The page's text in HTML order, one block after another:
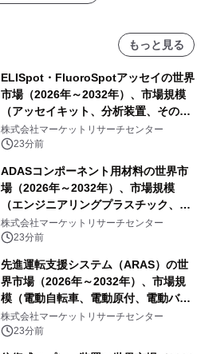
もっと見る
ELISpot・FluoroSpotアッセイの世界
市場（2026年～2032年）、市場規模
（アッセイキット、分析装置、その
他）・分析レポートを発表
株式会社マーケットリサーチセンター
23分前
ADASコンポーネント用材料の世界市
場（2026年～2032年）、市場規模
（エンジニアリングプラスチック、RF
および誘電体材料、光学・カバー材
料、その他）・分析レポートを発表
株式会社マーケットリサーチセンター
23分前
先進運転支援システム（ARAS）の世
界市場（2026年～2032年）、市場規
模（電動自転車、電動原付、電動バイ
ク）・分析レポートを発表
株式会社マーケットリサーチセンター
23分前